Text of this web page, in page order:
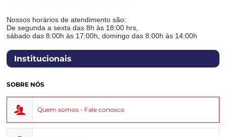
Nossos horários de atendimento são:
De segunda a sexta das 8h às 18:00 hrs,
sábado das 8:00h às 17:00h, domingo das 8:00h às 14:00h
Institucionais
SOBRE NÓS
Quem somos - Fale conosco